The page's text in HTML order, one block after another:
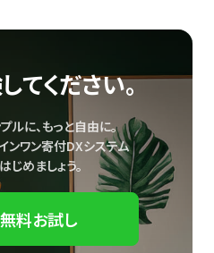
てください。
ルに、もっと自由に。
ンワン寄付DXシステム
じめましょう。
料お試し